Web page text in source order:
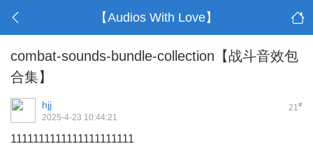
【Audios With Love】
combat-sounds-bundle-collection【战斗音效包
合集】
21#
hjj
2025-4-23 10:44:21
1111111111111111111111